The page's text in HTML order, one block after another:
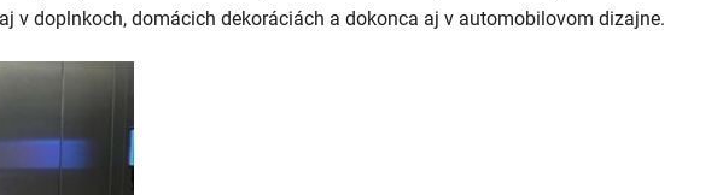
v doplnkoch, domácich dekoráciách a dokonca aj v automobilovom dizajne.